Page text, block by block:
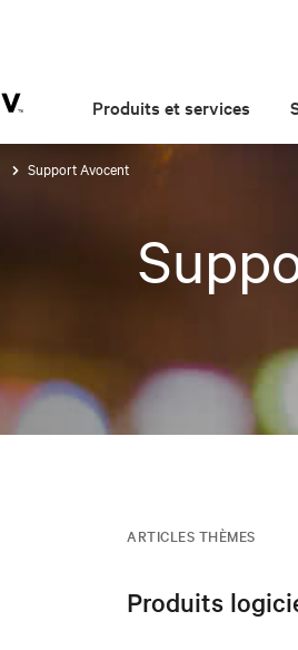
Produits et services
Support Avocent
ARTICLES THÈMES
Produits